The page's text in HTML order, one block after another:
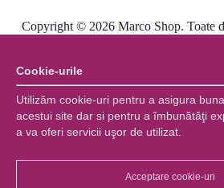
Copyright © 2026 Marco Shop. Toate
+ Marketing
Cookie-urile
Utilizăm cookie-uri pentru a asigura
acestui site dar si pentru a îmbunătăţi
a va oferi servicii uşor de utilizat.
Acceptare cookie-uri